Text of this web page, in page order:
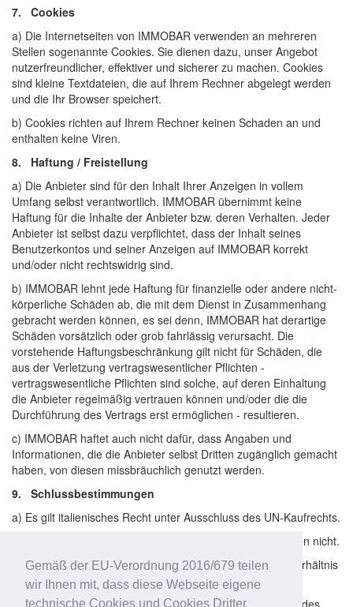
Gemäß der EU-Verordnung 2016/679 teilen
wir Ihnen mit, dass diese Webseite eigene
technische Cookies und Cookies Dritter
7. Cookies
a) Die Internetseiten von IMMOBAR verwenden an mehreren
Stellen sogenannte Cookies. Sie dienen dazu, unser Angebot
nutzerfreundlicher, effektiver und sicherer zu machen. Cookies
sind kleine Textdateien, die auf Ihrem Rechner abgelegt werden
und die Ihr Browser speichert.
b) Cookies richten auf Ihrem Rechner keinen Schaden an und
enthalten keine Viren.
8. Haftung / Freistellung
a) Die Anbieter sind für den Inhalt Ihrer Anzeigen in vollem
Umfang selbst verantwortlich. IMMOBAR übernimmt keine
Haftung für die Inhalte der Anbieter bzw. deren Verhalten. Jeder
Anbieter ist selbst dazu verpflichtet, dass der Inhalt seines
Benutzerkontos und seiner Anzeigen auf IMMOBAR korrekt
und/oder nicht rechtswidrig sind.
b) IMMOBAR lehnt jede Haftung für finanzielle oder andere nicht-
körperliche Schäden ab, die mit dem Dienst in Zusammenhang
gebracht werden können, es sei denn, IMMOBAR hat derartige
Schäden vorsätzlich oder grob fahrlässig verursacht. Die
vorstehende Haftungsbeschränkung gilt nicht für Schäden, die
aus der Verletzung vertragswesentlicher Pflichten -
vertragswesentliche Pflichten sind solche, auf deren Einhaltung
die Anbieter regelmäßig vertrauen können und/oder die die
Durchführung des Vertrags erst ermöglichen - resultieren.
c) IMMOBAR haftet auch nicht dafür, dass Angaben und
Informationen, die die Anbieter selbst Dritten zugänglich gemacht
haben, von diesen missbräuchlich genutzt werden.
9. Schlussbestimmungen
a) Es gilt italienisches Recht unter Ausschluss des UN-Kaufrechts.
b) Mündliche und/oder schriftliche Nebenabreden existieren nicht.
c) Gerichtsstand für alle Streitigkeiten aus dem Vertragsverhältnis
zwischen den Anbietern und IMMOBAR ist Italien.
d) Diese Allgemeinen Geschäftsbedingungen sind als Teil des